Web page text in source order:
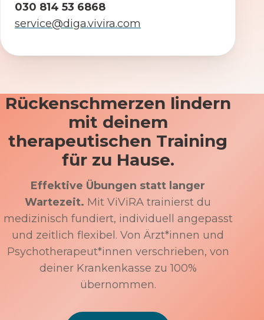
030 814 53 6868
service@diga.vivira.com
Rückenschmerzen lindern
mit deinem
therapeutischen Training
für zu Hause.
Effektive Übungen statt langer
Wartezeit. Mit ViViRA trainierst du
medizinisch fundiert, individuell angepasst
und zeitlich flexibel. Von Ärzt*innen und
Psychotherapeut*innen verschrieben, von
deiner Krankenkasse zu 100%
übernommen.